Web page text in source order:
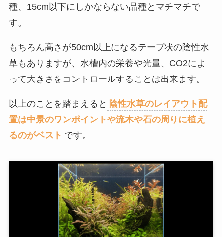
種、15cm以下にしかならない品種とマチマチで
す。
もちろん高さが50cm以上になるテープ状の陰性水
草もありますが、水槽内の栄養や光量、CO2によ
って大きさをコントロールすることは出来ます。
以上のことを踏まえると 陰性水草のレイアウト配
置は中景のワンポイントや流木や石の周りに植え
るのがベスト です。